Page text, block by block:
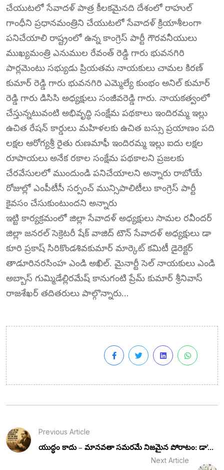
చేయుటలో సేవాదళ్ పాత్ర కీలకమైనది దేశంలో రాహుల్
గాంధీని ప్రధానమంత్రిని చేయుటలో సేవాదళ్ క్రియాశీలంగా
పనిచేయాలి రాష్ట్రంలో ఉన్న కాంగ్రెస్ పార్టీ గౌరవనీయులు
ముఖ్యమంత్రి ఎనుముల రేవంత్ రెడ్డి గారు భువనగిరి
పార్లమెంటు సభ్యుడు ప్రియతమ నాయకులు చామల కిరణ్
కుమార్ రెడ్డి గారు భువనగిరి ఎమ్మెల్యే కుంభం అనిల్ కుమార్
రెడ్డి గారు డిసిసి అధ్యక్షులు సంజీవరెడ్డి గారు. నాయకత్వంలో
చేస్తున్నటువంటి అభివృద్ధి సంక్షేమ పథకాలు ఇందిరమ్మ ఇల్లు
ఉచిత రేషన్ కార్డులు మహిళలకు ఉచిత బస్సు ప్రయాణం పది
లక్షల ఆరోగ్యశ్రీ రైతు రుణమాఫీ ఇందిరమ్మ ఇల్లు ఐదు లక్షల
రూపాయలు అనేక రకాల సంక్షేమ పథకాలని ప్రజలకు
చేరవేసులలో ముందుండి పనిచేయాలని అన్నారు రాబోయే
రోజుల్లో ఎంపీటీసీ సర్పంచ్ మున్సిపాలిటీలు కాంగ్రెస్ పార్టీ
కైవసం చేసుకుంటుందని అన్నారు
ఇట్టి కార్యక్రమంలో జిల్లా సేవాదళ్ అధ్యక్షులు సామల రవీందర్
జిల్లా జనరల్ సెక్రెటరీ షేక్ వాజిద్ టౌన్ సేవాదళ్ అధ్యక్షులు డా
కూరి ప్రకాష్ సిరికొండశివకుమార్ మార్కెట్ కమిటీ డైరెక్టర్
తాడూరినరసింహ ఎండి అఖిల్. మైనార్టీ సెల్ నాయకులు ఎండి
అబ్బాస్ గుమ్మిడేల్లిరమేష్ కానుగంటి ప్రేమ్ కుమార్ శ్రీనివాస్
రాజశేఖర్ తదితరులు పాల్గొన్నారు…
Previous Article
యుద్ధం కాదు – మానవతా సమరమే నిజమైన పోరాటం: డా’...
Next Article